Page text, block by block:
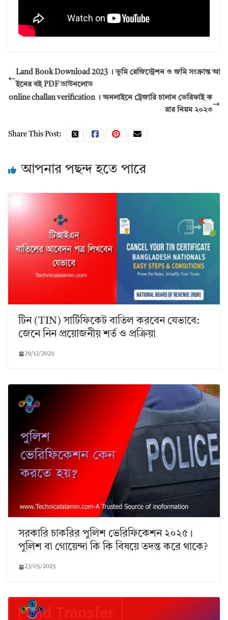
Land Book Download 2023 । ভূমি রেজিস্ট্রেশন ও জমি সংক্রান্ত আ
ইনের বই PDF ডাউনলোড
online challan verification । অনলাইনে ট্রেজারি চালান ভেরিফাই ক
রার নিয়ম ২০২৩
Share This Post:
আপনার পছন্দ হতে পারে
টিন (TIN) সার্টিফিকেট বাতিল করবেন যেভাবে:
জেনে নিন প্রয়োজনীয় শর্ত ও প্রক্রিয়া
29/12/2025
সরকারি চাকরির পুলিশ ভেরিফিকেশন ২০২৫।
পুলিশ বা গোয়েন্দা কি কি বিষয়ে তদন্ত করে থাকে?
23/05/2025